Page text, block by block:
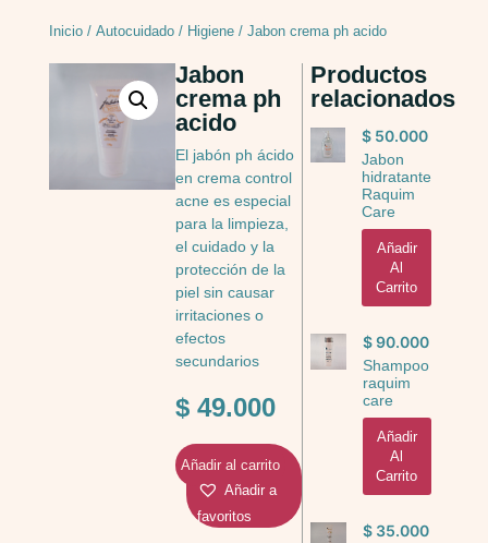
Inicio/ Autocuidado/ Higiene/ Jabon crema ph acido
Jabon
crema ph
acido
El jabón ph ácido
en crema control
acne es especial
para la limpieza,
el cuidado y la
protección de la
piel sin causar
irritaciones o
efectos
secundarios
$49.000
Añadir al carrito
Añadir a
favoritos
Productos
relacionados
$ 50.000
Jabon
hidratante
Raquim
Care
Añadir
Al
Carrito
$90.000
Shampoo
raquim
care
Añadir
Al
Carrito
$35.000